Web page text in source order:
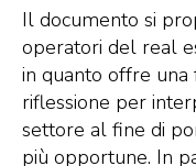
Il documento si
operatori del real
in quanto offre una
riflessione per
settore al fine di
più opportune. In